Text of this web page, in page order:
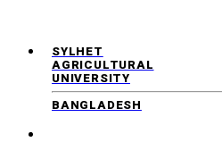
SYLHET
AGRICULTURAL
UNIVERSITY
BANGLADESH